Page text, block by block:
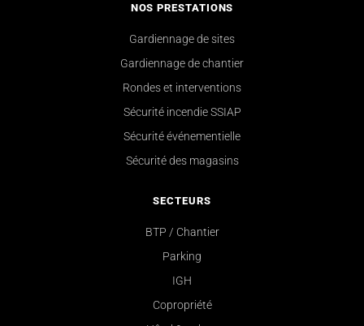
NOS PRESTATIONS
Gardiennage de sites
Gardiennage de chantier
Rondes et interventions
Sécurité incendie SSIAP
Sécurité événementielle
Sécurité des magasins
SECTEURS
BTP / Chantier
Parking
IGH
Copropriété